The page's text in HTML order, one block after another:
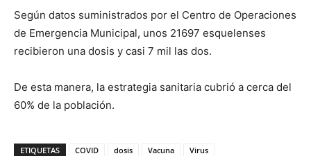
Según datos suministrados por el Centro de Operaciones
de Emergencia Municipal, unos 21697 esquelenses
recibieron una dosis y casi 7 mil las dos.
De esta manera, la estrategia sanitaria cubrió a cerca del
60% de la población.
ETIQUETAS COVID dosis Vacuna Virus